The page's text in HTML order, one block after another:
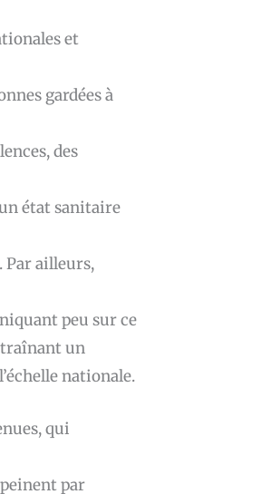
et
gardées à
des
état sanitaire
Par ailleurs,
peu sur ce
un
nationale.
qui
par